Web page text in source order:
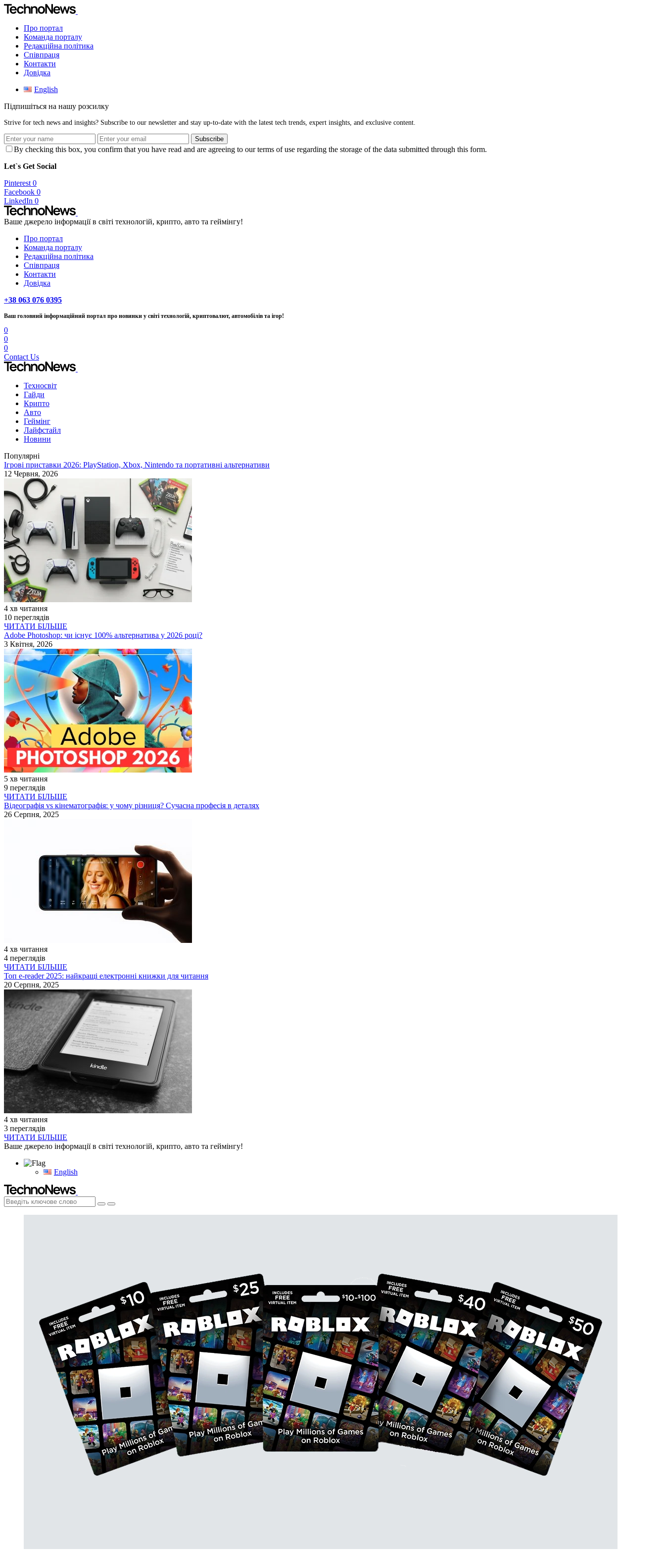
Про портал
Команда порталу
Редакційна політика
Співпраця
Контакти
Довідка
English
Підпишіться на нашу розсилку
Strive for tech news and insights? Subscribe to our newsletter and stay up-to-date with the latest tech trends, expert insights, and exclusive content.
Subscribe
By checking this box, you confirm that you have read and are agreeing to our terms of use regarding the storage of the data submitted through this form.
Let`s Get Social
Pinterest 0
Facebook 0
LinkedIn 0
Ваше джерело інформації в світі технологій, крипто, авто та геймінгу!
Про портал
Команда порталу
Редакційна політика
Співпраця
Контакти
Довідка
+38 063 076 0395
Ваш головний інформаційний портал про новинки у світі технологій, криптовалют, автомобілів та ігор!
0
0
0
Contact Us
Техносвіт
Гайди
Крипто
Авто
Геймінг
Лайфстайл
Новини
Популярні
Ігрові приставки 2026: PlayStation, Xbox, Nintendo та портативні альтернативи
12 Червня, 2026
4 хв читання
10 переглядів
ЧИТАТИ БІЛЬШЕ
Adobe Photoshop: чи існує 100% альтернатива у 2026 році?
3 Квітня, 2026
5 хв читання
9 переглядів
ЧИТАТИ БІЛЬШЕ
Відеографія vs кінематографія: у чому різниця? Сучасна професія в деталях
26 Серпня, 2025
4 хв читання
4 переглядів
ЧИТАТИ БІЛЬШЕ
Топ e-reader 2025: найкращі електронні книжки для читання
20 Серпня, 2025
4 хв читання
3 переглядів
ЧИТАТИ БІЛЬШЕ
Ваше джерело інформації в світі технологій, крипто, авто та геймінгу!
English